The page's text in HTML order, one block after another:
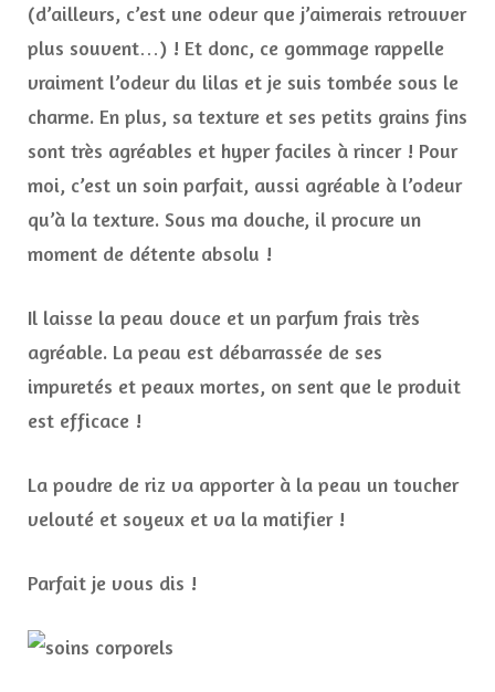
(d’ailleurs, c’est une odeur que j’aimerais retrouver
plus souvent…) ! Et donc, ce gommage rappelle
vraiment l’odeur du lilas et je suis tombée sous le
charme. En plus, sa texture et ses petits grains fins
sont très agréables et hyper faciles à rincer ! Pour
moi, c’est un soin parfait, aussi agréable à l’odeur
qu’à la texture. Sous ma douche, il procure un
moment de détente absolu !
Il laisse la peau douce et un parfum frais très
agréable. La peau est débarrassée de ses
impuretés et peaux mortes, on sent que le produit
est efficace !
La poudre de riz va apporter à la peau un toucher
velouté et soyeux et va la matifier !
Parfait je vous dis !